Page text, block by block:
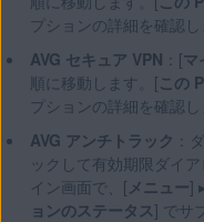
プションの詳細を確認し
AVG セキュア VPN ：[マ
順に移動します。[この
プションの詳細を確認し
AVG アンチトラック ：
ックして有効期限ダイ
イン画面で、[ メニュー]
ョンのステータス] でサ